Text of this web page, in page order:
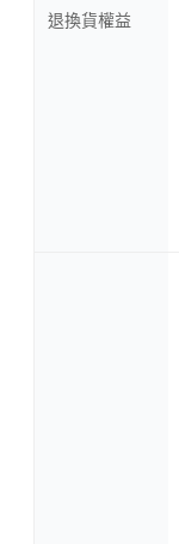
退換貨權益